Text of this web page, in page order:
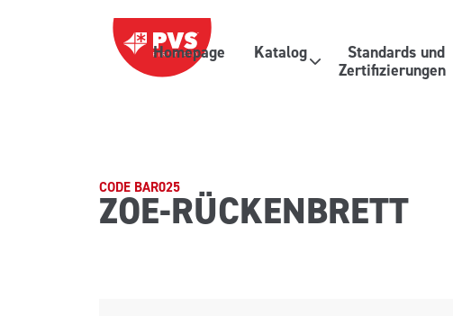
Zum Inhalt springen
Hauptnavigation
Homepage Katalog
Standards und
Zertifizierungen
CODE BAR025
ZOE-RÜCKENBRETT